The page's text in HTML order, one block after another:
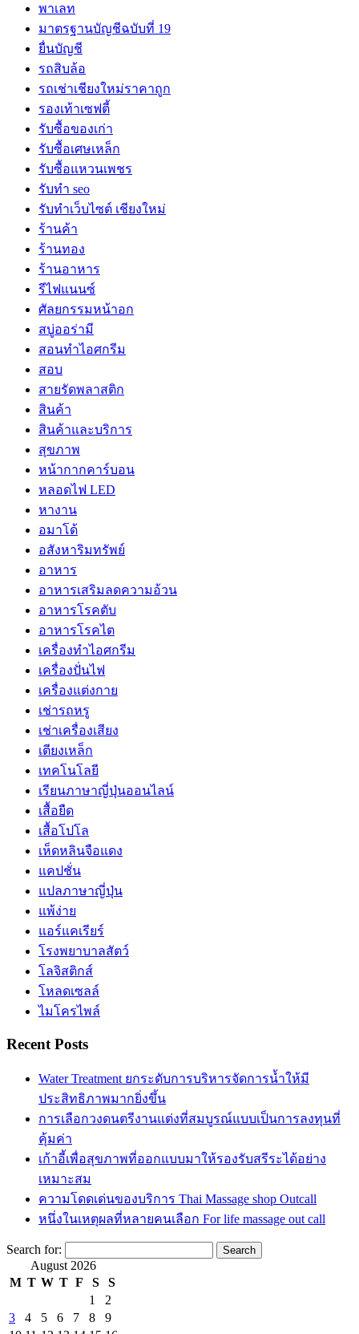
พาเลท
มาตรฐานบัญชีฉบับที่ 19
ยื่นบัญชี
รถสิบล้อ
รถเช่าเชียงใหม่ราคาถูก
รองเท้าเซฟตี้
รับซื้อของเก่า
รับซื้อเศษเหล็ก
รับซื้อแหวนเพชร
รับทำ seo
รับทำเว็บไซต์ เชียงใหม่
ร้านค้า
ร้านทอง
ร้านอาหาร
รีไฟแนนซ์
ศัลยกรรมหน้าอก
สบู่ออร่ามี
สอนทำไอศกรีม
สอบ
สายรัดพลาสติก
สินค้า
สินค้าและบริการ
สุขภาพ
หน้ากากคาร์บอน
หลอดไฟ LED
หางาน
อมาโด้
อสังหาริมทรัพย์
อาหาร
อาหารเสริมลดความอ้วน
อาหารโรคตับ
อาหารโรคไต
เครื่องทำไอศกรีม
เครื่องปั่นไฟ
เครื่องแต่งกาย
เช่ารถหรู
เช่าเครื่องเสียง
เตียงเหล็ก
เทคโนโลยี
เรียนภาษาญี่ปุ่นออนไลน์
เสื้อยืด
เสื้อโปโล
เห็ดหลินจือแดง
แคปชั่น
แปลภาษาญี่ปุ่น
แพ้ง่าย
แอร์แคเรียร์
โรงพยาบาลสัตว์
โลจิสติกส์
โหลดเซลล์
ไมโครไพล์
Recent Posts
Water Treatment ยกระดับการบริหารจัดการน้ำให้มี
ประสิทธิภาพมากยิ่งขึ้น
การเลือกวงดนตรีงานแต่งที่สมบูรณ์แบบเป็นการลงทุนที่
คุ้มค่า
เก้าอี้เพื่อสุขภาพที่ออกแบบมาให้รองรับสรีระได้อย่าง
เหมาะสม
ความโดดเด่นของบริการ Thai Massage shop Outcall
หนึ่งในเหตุผลที่หลายคนเลือก For life massage out call
Search for:
August 2026
M T W T F S
S
1
2
3
4 5 6 7 8
9